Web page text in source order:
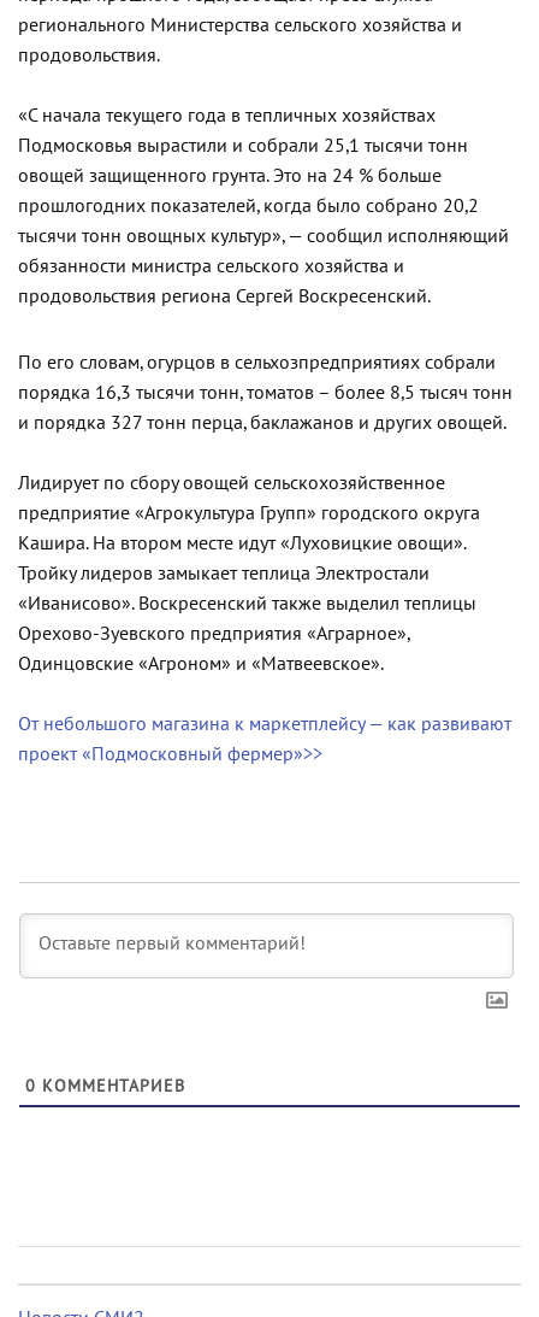
регионального Министерства сельского хозяйства и
продовольствия.
«С начала текущего года в тепличных хозяйствах
Подмосковья вырастили и собрали 25,1 тысячи тонн
овощей защищенного грунта. Это на 24 % больше
прошлогодних показателей, когда было собрано 20,2
тысячи тонн овощных культур», — сообщил исполняющий
обязанности министра сельского хозяйства и
продовольствия региона Сергей Воскресенский.
По его словам, огурцов в сельхозпредприятиях собрали
порядка 16,3 тысячи тонн, томатов – более 8,5 тысяч тонн
и порядка 327 тонн перца, баклажанов и других овощей.
Лидирует по сбору овощей сельскохозяйственное
предприятие «Агрокультура Групп» городского округа
Кашира. На втором месте идут «Луховицкие овощи».
Тройку лидеров замыкает теплица Электростали
«Иванисово». Воскресенский также выделил теплицы
Орехово-Зуевского предприятия «Аграрное»,
Одинцовские «Агроном» и «Матвеевское».
От небольшого магазина к маркетплейсу — как развивают
проект «Подмосковный фермер»>>
0 КОММЕНТАРИЕВ